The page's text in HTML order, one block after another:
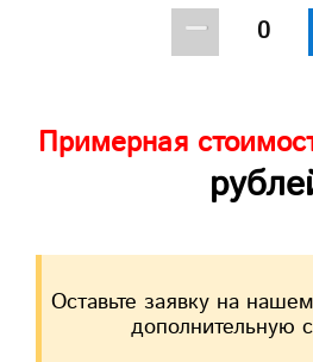
−
Примерная
Оставьте заявку на
дополнительную